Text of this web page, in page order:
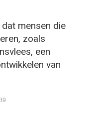
mensen die
zoals
een
van